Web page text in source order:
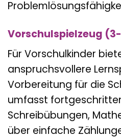
Vorschulspielzeug
Für Vorschulkinder
anspruchsvollere
Vorbereitung für die
umfasst
Schreibübungen,
über einfache